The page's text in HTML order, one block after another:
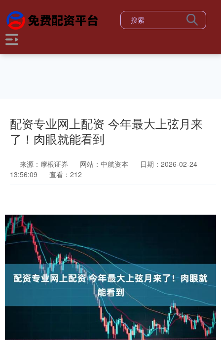
配资专业网上配资 今年最大上弦月来
了！肉眼就能看到
来源：摩根证券 网站：中航资本
日期：2026-02-24
13:56:09
查看：212